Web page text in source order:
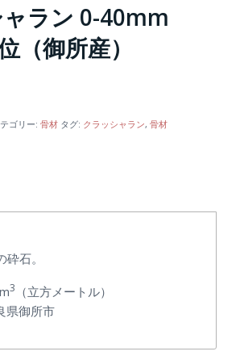
ラン 0-40mm
（御所産）
ゴリー: 骨材 タグ: クラッシャラン, 骨材
砕石。
3 （立方メートル）
県御所市